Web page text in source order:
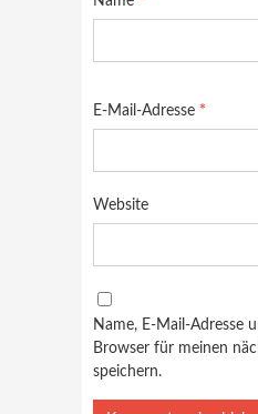
E-Mail-Adresse *
Website
Name, E-Mail-Adresse
Browser für meinen
speichern.